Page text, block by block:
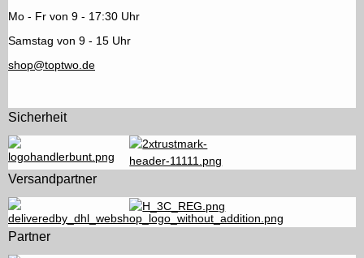
Mo - Fr von 9 - 17:30 Uhr
Samstag von 9 - 15 Uhr
shop@toptwo.de
Sicherheit
Versandpartner
Partner